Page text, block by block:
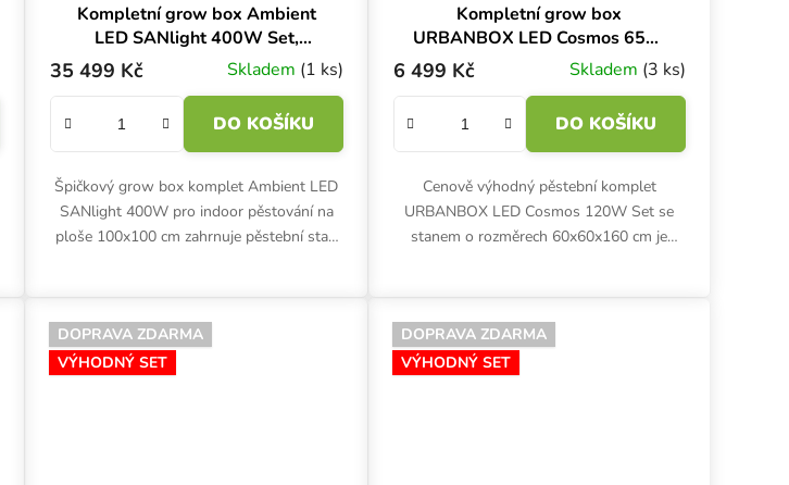
Kompletní grow box Ambient
LED SANlight 400W Set,
100x100x200 cm
Skladem (1 ks)
35 499 Kč
DO KOŠÍKU
Špičkový grow box komplet Ambient LED
SANlight 400W pro indoor pěstování na
ploše 100x100 cm zahrnuje pěstební stan
Kompletní grow box
URBANBOX LED Cosmos 65W
Set, 40x40x120 cm
Skladem (3 ks)
6 499 Kč
DO KOŠÍKU
Cenově výhodný pěstební komplet
URBANBOX LED Cosmos 120W Set se
stanem o rozměrech 60x60x160 cm je
DOPRAVA ZDARMA
VÝHODNÝ SET
DOPRAVA ZDARMA
VÝHODNÝ SET